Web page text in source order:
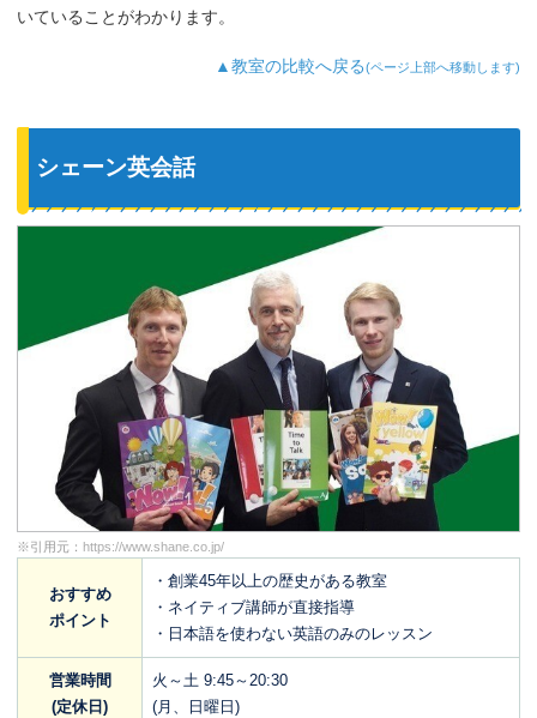
いていることがわかります。
▲教室の比較へ戻る(ページ上部へ移動します)
シェーン英会話
※引用元： https://www.shane.co.jp/
おすすめ
ポイント
・創業45年以上の歴史がある教室
・ネイティブ講師が直接指導
・日本語を使わない英語のみのレッスン
営業時間
(定休日)
火～土 9:45～20:30
(月、日曜日)